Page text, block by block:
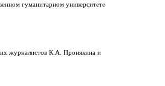
гуманитарном университете
журналистов К.А. Пронякина и